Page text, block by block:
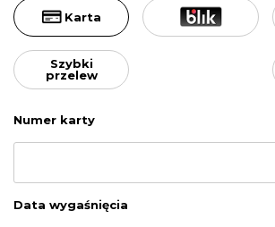
Karta
Szybki
przelew
Numer karty
Data wygaśnięcia